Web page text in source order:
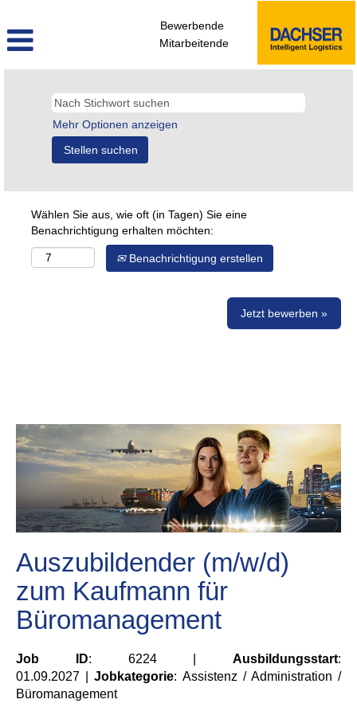
Bewerbende
Mitarbeitende
Mehr Optionen anzeigen
Wählen Sie aus, wie oft (in Tagen) Sie eine
Benachrichtigung erhalten möchten:
Benachrichtigung erstellen
Jetzt bewerben »
Auszubildender (m/w/d)
zum Kaufmann für
Büromanagement
Job ID: 6224 | Ausbildungsstart:
01.09.2027 |Jobkategorie: Assistenz / Administration /
Büromanagement